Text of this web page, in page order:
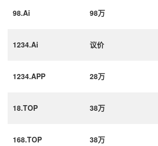
98.Ai 98万
1234.Ai 议价
1234.APP 28万
18.TOP 38万
168.TOP 38万